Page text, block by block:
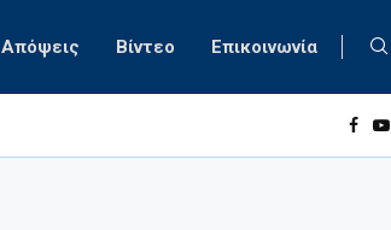
Απόψεις Βίντεο Επικοινωνία